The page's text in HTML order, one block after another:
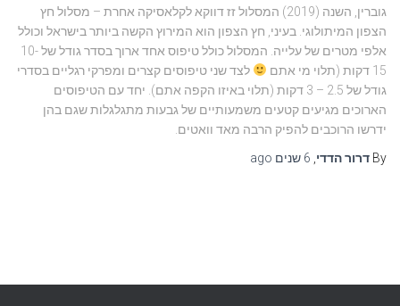
גוברין, השנה (2019) המסלול זז דווקא לקלאסיקה אחרת – מסלול חץ
הצפון המיתולוגי. בעיני, חץ הצפון הוא המירוץ הקשה ביותר בישראל וכולל
אלפי מטרים של עלייה. המסלול כולל טיפוס אחד ארוך בסדר גודל של 10-
15 דקות (תלוי מי אתם
לצד שני טיפוסים קצרים ומפרקי רגליים בסדרי
גודל של 2.5 – 3 דקות (תלוי באיזו הקפה אתם). יחד עם הטיפוסים
הארוכים מגיעים קטעים משמעותיים של גבעות מתגלגלות שגם בהן
ידרשו הרוכבים להפיק הרבה מאד וואטים.
By דרור הדדי 6 שנים